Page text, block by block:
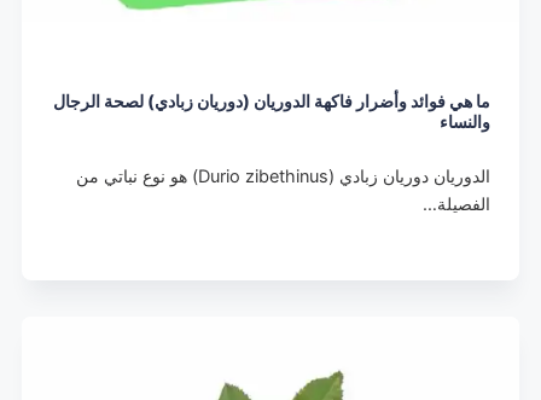
ما هي فوائد وأضرار فاكهة الدوريان (دوريان زبادي) لصحة الرجال
والنساء
الدوريان دوريان زبادي (Durio zibethinus) هو نوع نباتي من
الفصيلة…